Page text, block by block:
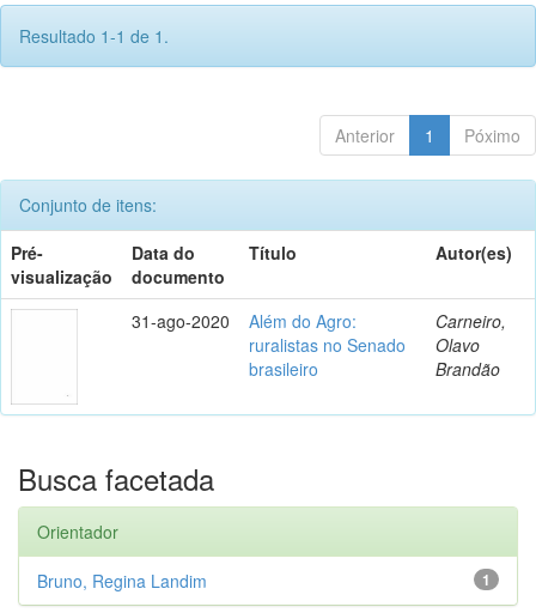
Resultado 1-1 de 1.
Anterior 1 Póximo
Conjunto de itens:
Pré-
visualização
Data do
documento
Título Autor(es)
31-ago-2020
Além do Agro:
ruralistas no Senado
brasileiro
Carneiro,
Olavo
Brandão
Busca facetada
Orientador
1
Bruno, Regina Landim